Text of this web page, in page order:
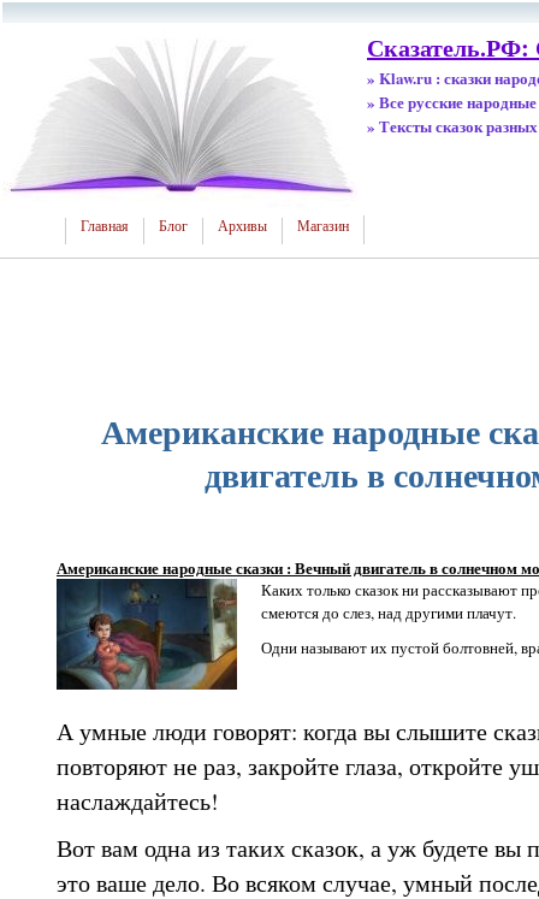
Сказатель.РФ:
» Klaw.ru : сказки
» Все русские народные
» Тексты сказок
Главная Блог Архивы Магазин
Американские народные
двигатель в
Американские народные сказки : Вечный двигатель в солнечном
Каких только сказок ни рассказывают
смеются до слез, над другими плачут.
Одни называют их пустой болтовней,
А умные люди говорят: когда вы слышите
повторяют не раз, закройте глаза, откройте
наслаждайтесь!
Вот вам одна из таких сказок, а уж будете вы
это ваше дело. Во всяком случае, умный